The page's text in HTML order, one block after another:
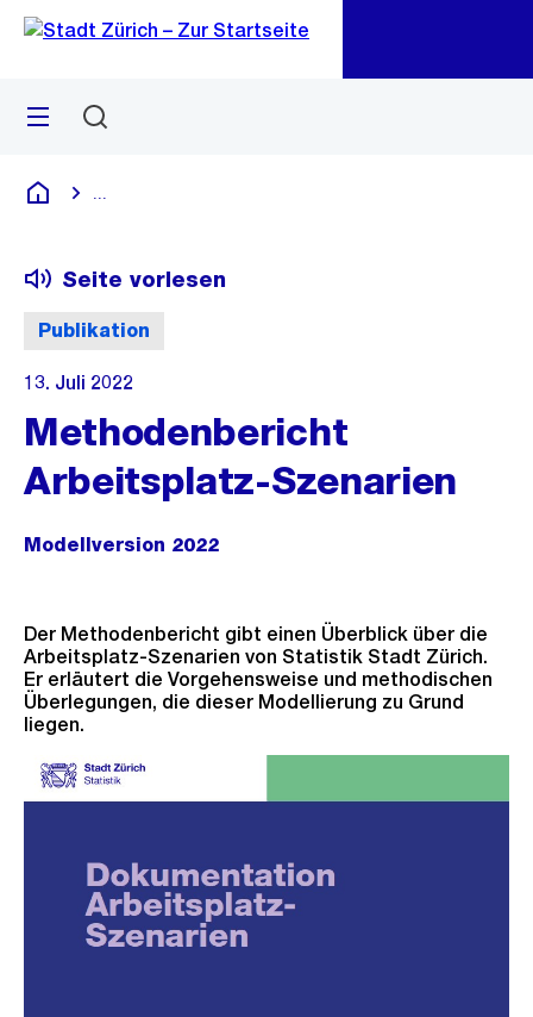
Navigation
Sprunglink
Menü
Deutsch
Publikation
Seite vorlesen
13. Juli 2022
Methodenbericht
Arbeitsplatz-Szenarien
Modellversion 2022
Der Methodenbericht gibt einen Überblick über die
Arbeitsplatz-Szenarien von Statistik Stadt Zürich.
Er erläutert die Vorgehensweise und methodischen
Überlegungen, die dieser Modellierung zu Grund
liegen.